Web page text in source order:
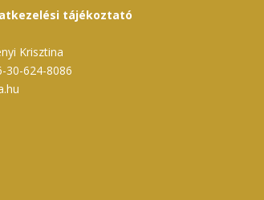
tájékoztató
Krisztina
30-624-8086